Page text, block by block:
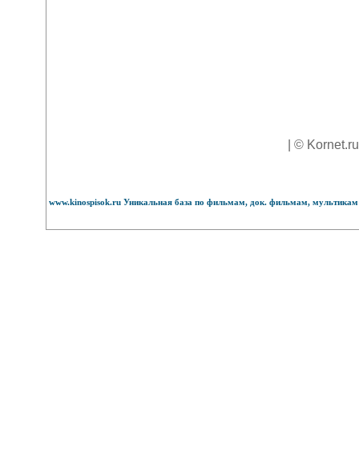
| ©
www.kinospisok.ru Уникальная база по фильмам, док. фильмам,